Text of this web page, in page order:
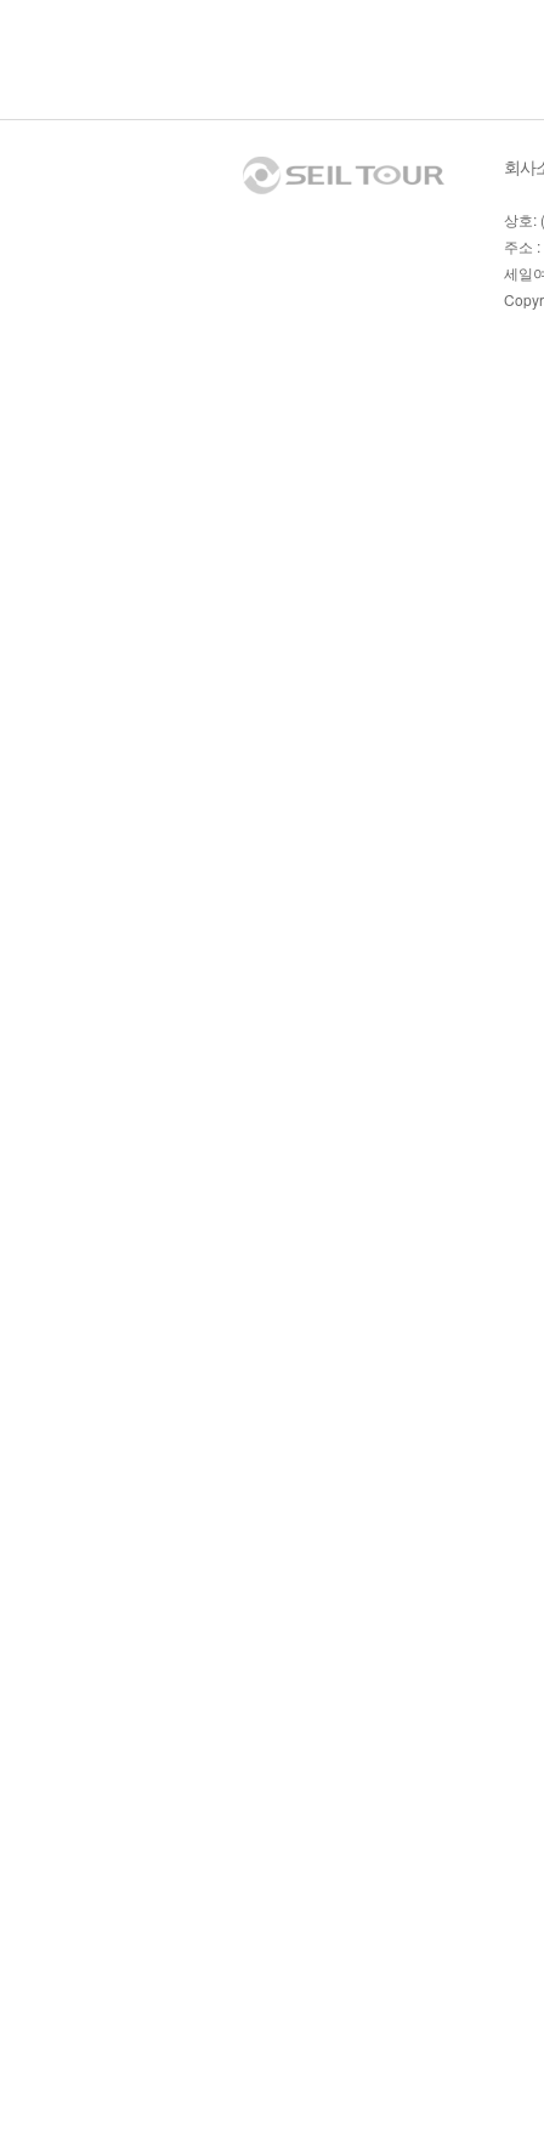
회사
상호:
주소
세일